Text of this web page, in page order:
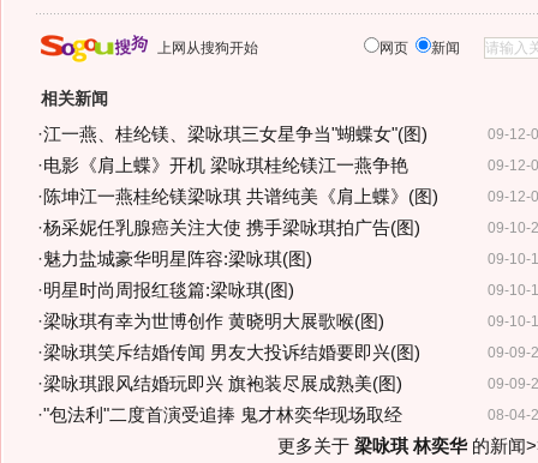
上网从搜狗开始 网页 新闻
相关新闻
09-12-
·江一燕、桂纶镁、梁咏琪三女星争当"蝴蝶女"(图)
09-12-
·电影《肩上蝶》开机 梁咏琪桂纶镁江一燕争艳
09-12-
·陈坤江一燕桂纶镁梁咏琪 共谱纯美《肩上蝶》(图)
09-10-
·杨采妮任乳腺癌关注大使 携手梁咏琪拍广告(图)
09-10-
·魅力盐城豪华明星阵容:梁咏琪(图)
09-10-
·明星时尚周报红毯篇:梁咏琪(图)
09-10-
·梁咏琪有幸为世博创作 黄晓明大展歌喉(图)
09-09-
·梁咏琪笑斥结婚传闻 男友大投诉结婚要即兴(图)
09-09-
·梁咏琪跟风结婚玩即兴 旗袍装尽展成熟美(图)
08-04-
·"包法利"二度首演受追捧 鬼才林奕华现场取经
更多关于 梁咏琪 林奕华的新闻